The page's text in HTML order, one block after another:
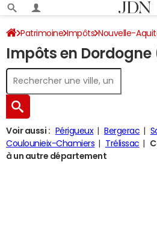
Patrimoine Impôts Nouvelle-
Impôt sur le revenu
Impôts en Dordogne
Voir aussi : Périgueux Bergerac
Coulounieix-Chamiers
Trélissac
à un autre département